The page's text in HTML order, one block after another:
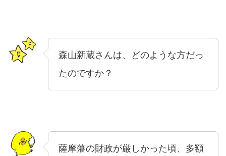
森山新蔵さんは、どのような方だっ
たのですか？
薩摩藩の財政が厳しかった頃、多額